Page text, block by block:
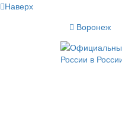
Наверх
Воронеж